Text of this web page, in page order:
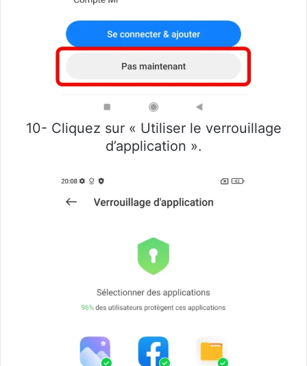
10- Cliquez sur « Utiliser le verrouillage
d’application ».